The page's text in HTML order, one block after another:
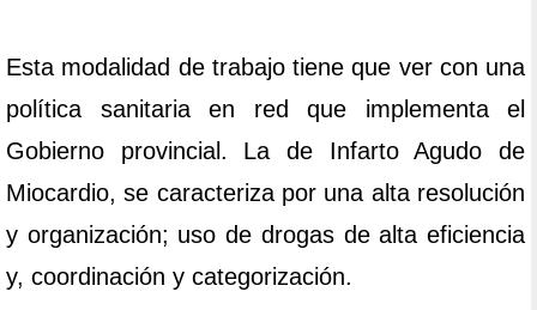
Esta modalidad de trabajo tiene que ver con una
política sanitaria en red que implementa el
Gobierno provincial. La de Infarto Agudo de
Miocardio, se caracteriza por una alta resolución
y organización; uso de drogas de alta eficiencia
y, coordinación y categorización.